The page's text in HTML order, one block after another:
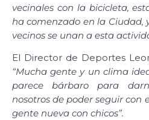
vecinales con la bicicleta,
ha comenzado en la Ciudad,
vecinos se unan a esta
El Director de Deportes
“Mucha gente y un clima
parece bárbaro para
nosotros de poder seguir con
gente nueva con chicos”.